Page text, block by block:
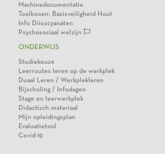
Machinedocumentatie
Toolboxen: Basisveiligheid Hout
Info Diisocyanaten
Psychosociaal welzijn
ONDERWIJS
Studiekeuze
Leerroutes leren op de werkplek
Duaal Leren / Werkplekleren
Bijscholing / Infodagen
Stage en leerwerkplek
Didactisch materiaal
Mijn opleidingsplan
Evaluatietool
Covid-19